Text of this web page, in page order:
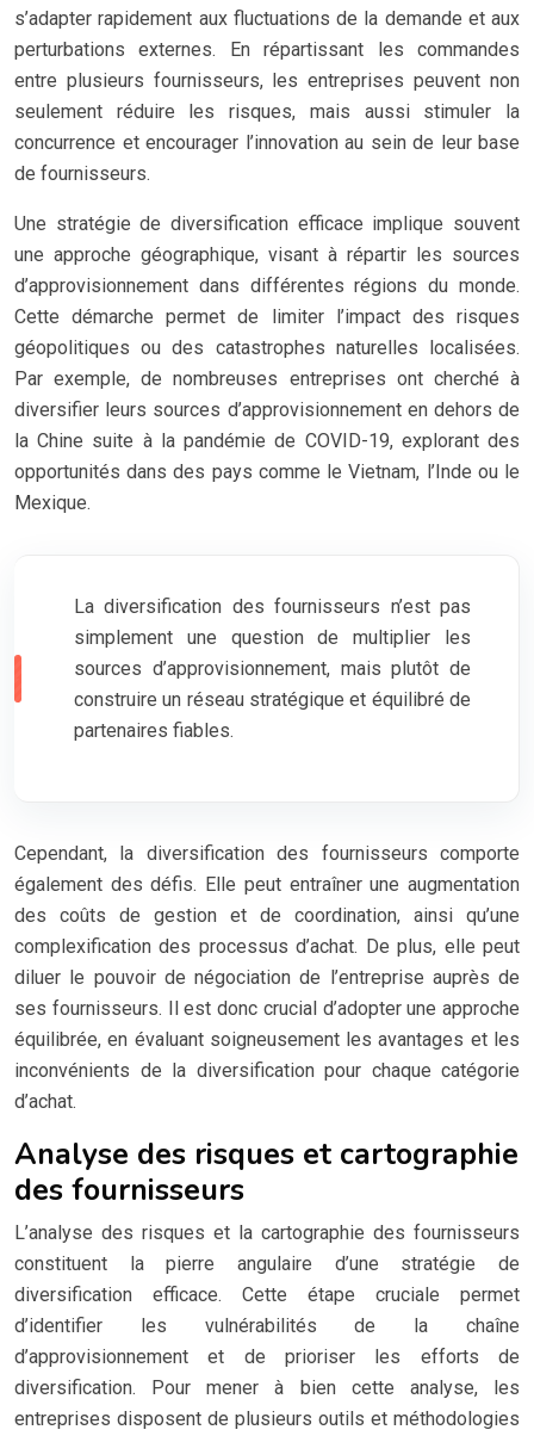
s’adapter rapidement aux fluctuations de la demande et aux
perturbations externes. En répartissant les commandes
entre plusieurs fournisseurs, les entreprises peuvent non
seulement réduire les risques, mais aussi stimuler la
concurrence et encourager l’innovation au sein de leur base
de fournisseurs.
Une stratégie de diversification efficace implique souvent
une approche géographique, visant à répartir les sources
d’approvisionnement dans différentes régions du monde.
Cette démarche permet de limiter l’impact des risques
géopolitiques ou des catastrophes naturelles localisées.
Par exemple, de nombreuses entreprises ont cherché à
diversifier leurs sources d’approvisionnement en dehors de
la Chine suite à la pandémie de COVID-19, explorant des
opportunités dans des pays comme le Vietnam, l’Inde ou le
Mexique.
La diversification des fournisseurs n’est pas
simplement une question de multiplier les
sources d’approvisionnement, mais plutôt de
construire un réseau stratégique et équilibré de
partenaires fiables.
Cependant, la diversification des fournisseurs comporte
également des défis. Elle peut entraîner une augmentation
des coûts de gestion et de coordination, ainsi qu’une
complexification des processus d’achat. De plus, elle peut
diluer le pouvoir de négociation de l’entreprise auprès de
ses fournisseurs. Il est donc crucial d’adopter une approche
équilibrée, en évaluant soigneusement les avantages et les
inconvénients de la diversification pour chaque catégorie
d’achat.
Analyse des risques et cartographie
des fournisseurs
L’analyse des risques et la cartographie des fournisseurs
constituent la pierre angulaire d’une stratégie de
diversification efficace. Cette étape cruciale permet
d’identifier les vulnérabilités de la chaîne
d’approvisionnement et de prioriser les efforts de
diversification. Pour mener à bien cette analyse, les
entreprises disposent de plusieurs outils et méthodologies